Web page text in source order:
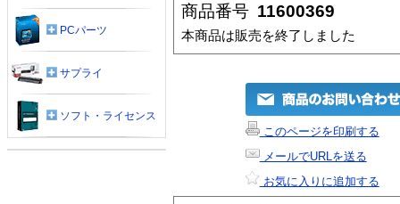
商品番号 11600369
本商品は販売を終了しました
このページを印刷する
メールでURLを送る
お気に入りに追加する
PCパーツ
サプライ
ソフト・ライセンス